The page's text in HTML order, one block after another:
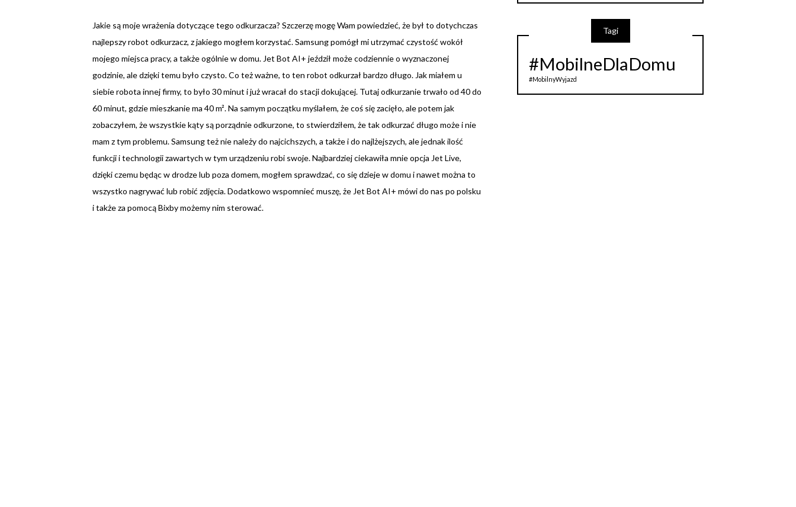
Jakie są moje wrażenia dotyczące tego odkurzacza? Szczerzę mogę Wam powiedzieć, że był to dotychczas
najlepszy robot odkurzacz, z jakiego mogłem korzystać. Samsung pomógł mi utrzymać czystość wokół
mojego miejsca pracy, a także ogólnie w domu. Jet Bot AI+ jeździł może codziennie o wyznaczonej
godzinie, ale dzięki temu było czysto. Co też ważne, to ten robot odkurzał bardzo długo. Jak miałem u
siebie robota innej firmy, to było 30 minut i już wracał do stacji dokującej. Tutaj odkurzanie trwało od 40 do
60 minut, gdzie mieszkanie ma 40 m². Na samym początku myślałem, że coś się zacięło, ale potem jak
zobaczyłem, że wszystkie kąty są porządnie odkurzone, to stwierdziłem, że tak odkurzać długo może i nie
mam z tym problemu. Samsung też nie należy do najcichszych, a także i do najlżejszych, ale jednak ilość
funkcji i technologii zawartych w tym urządzeniu robi swoje. Najbardziej ciekawiła mnie opcja Jet Live,
dzięki czemu będąc w drodze lub poza domem, mogłem sprawdzać, co się dzieje w domu i nawet można to
wszystko nagrywać lub robić zdjęcia. Dodatkowo wspomnieć muszę, że Jet Bot AI+ mówi do nas po polsku
i także za pomocą Bixby możemy nim sterować.
Tagi
#MobilneDlaDomu
#MobilnyWyjazd